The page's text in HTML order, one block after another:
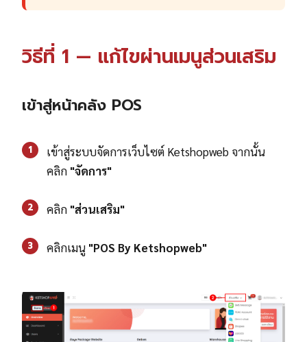
วิธีที่ 1 — แก้ไขผ่านเมนูส่วนเสริม
เข้าสู่หน้าคลัง POS
1
เข้าสู่ระบบจัดการเว็บไซต์ Ketshopweb จากนั้น
คลิก "จัดการ"
2 คลิก "ส่วนเสริม"
3 คลิกเมนู "POS By Ketshopweb"